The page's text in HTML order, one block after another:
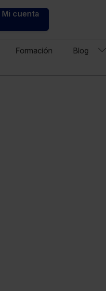
Mi cuenta
Formación Blog